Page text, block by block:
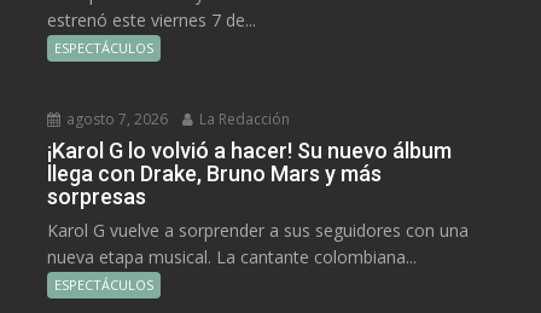
estrenó este viernes 7 de...
ESPECTÁCULOS
agosto 7, 2026 La Redacción
¡Karol G lo volvió a hacer! Su nuevo álbum
llega con Drake, Bruno Mars y más
sorpresas
Karol G vuelve a sorprender a sus seguidores con una
nueva etapa musical. La cantante colombiana...
ESPECTÁCULOS